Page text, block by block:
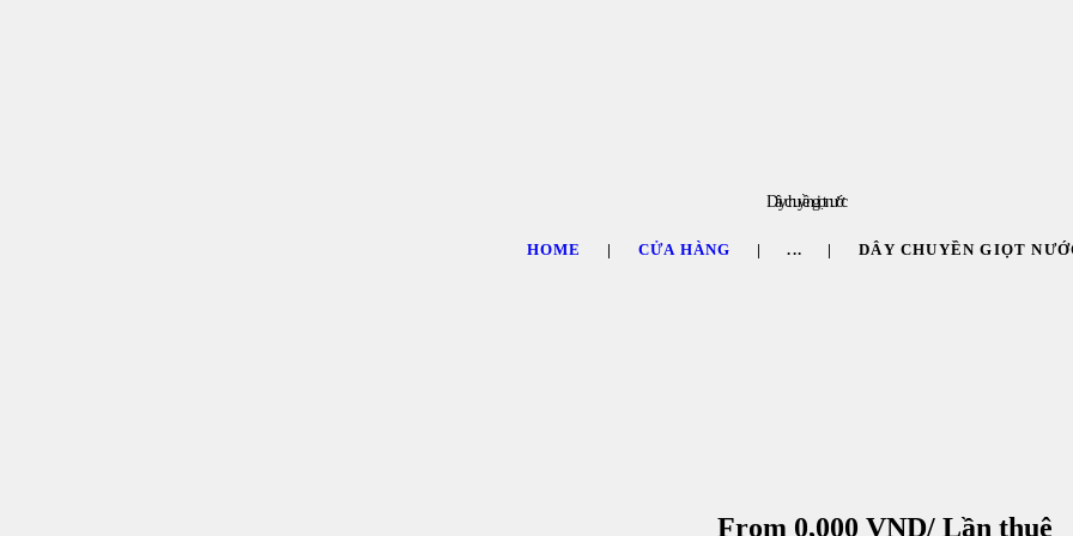
Dây chuyền giọt nước
HOME CỬA HÀNG ... DÂY CHUYỀN GIỌT
From 0,000 VND/ Lần thuê